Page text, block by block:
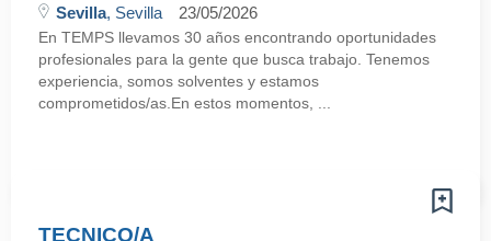
Sevilla, Sevilla 23/05/2026
En TEMPS llevamos 30 años encontrando oportunidades
profesionales para la gente que busca trabajo. Tenemos
experiencia, somos solventes y estamos
comprometidos/as.En estos momentos, ...
TECNICO/A